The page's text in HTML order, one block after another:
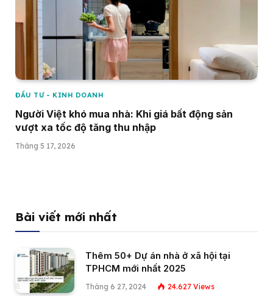
ĐẦU TƯ - KINH DOANH
Người Việt khó mua nhà: Khi giá bất động sản
vượt xa tốc độ tăng thu nhập
Tháng 5 17, 2026
Bài viết mới nhất
Thêm 50+ Dự án nhà ở xã hội tại
TPHCM mới nhất 2025
Tháng 6 27, 2024 24.627 Views